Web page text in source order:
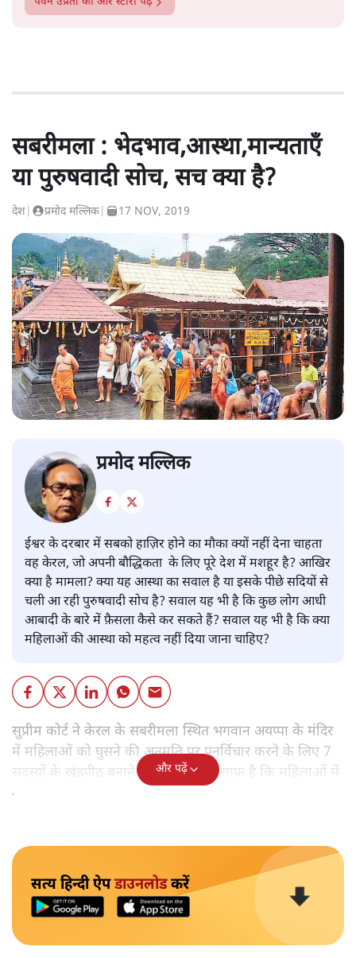
सबरीमला : भेदभाव,आस्था,मान्यताएँ
या पुरुषवादी सोच, सच क्या है?
देश प्रमोद मल्लिक 17 NOV, 2019
प्रमोद मल्लिक
ईश्वर के दरबार में सबको हाज़िर होने का मौका क्यों नहीं देना चाहता
वह केरल, जो अपनी बौद्धिकता के लिए पूरे देश में मशहूर है? आखिर
क्या है मामला? क्या यह आस्था का सवाल है या इसके पीछे सदियों से
चली आ रही पुरुषवादी सोच है? सवाल यह भी है कि कुछ लोग आधी
आबादी के बारे में फ़ैसला कैसे कर सकते हैं? सवाल यह भी है कि क्या
महिलाओं की आस्था को महत्व नहीं दिया जाना चाहिए?
सुप्रीम कोर्ट ने केरल के सबरीमला स्थित भगवान अयप्पा के मंदिर
में महिलाओं को घुसने की अनुमति पर पुनर्विचार करने के लिए 7
सदस्यों के खंडपीठ बनाने को कहा। इससे साफ़ है कि महिलाओं में
मंदिर जाने के फ़ैसले पर सरकार ने रोक नहीं लगाई है।
और पढ़ें
सत्य हिन्दी ऐपडाउनलोडकरें